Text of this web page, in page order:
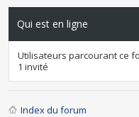
Qui est en ligne
Utilisateurs parcourant ce
1 invité
Index du forum